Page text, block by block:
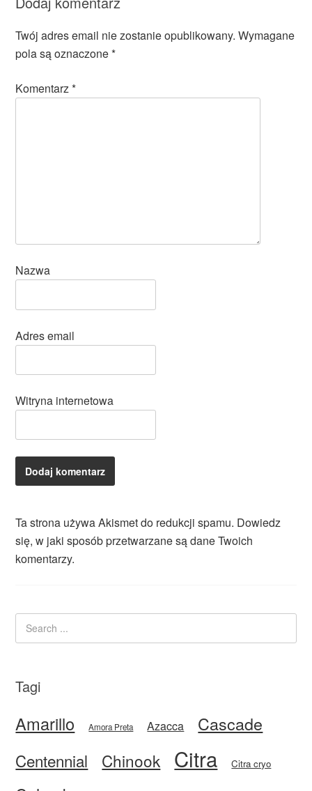
Twój adres email nie zostanie opublikowany. Wymagane
pola są oznaczone*
Komentarz*
Nazwa
Adres email
Witryna internetowa
Ta strona używa Akismet do redukcji spamu. Dowiedz
się, w jaki sposób przetwarzane są dane Twoich
komentarzy.
Tagi
Amarillo Amora Preta Azacca Cascade
Centennial Chinook Citra Citra cryo